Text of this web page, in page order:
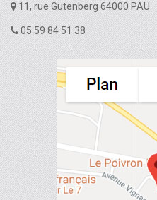
11, rue Gutenberg 64000 PAU
05 59 84 51 38